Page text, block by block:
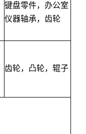
键盘零件，办公室
仪器轴承，齿轮
齿轮，凸轮，辊子